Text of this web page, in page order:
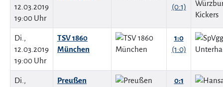
12.03.2019
19:00 Uhr
(0:1)
Di.,
12.03.2019
19:00 Uhr
TSV 1860
München
1:0
(1:0)
Di.,
Preußen
0:1